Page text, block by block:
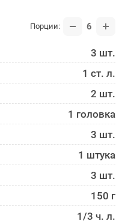
Порции: 6
3 шт.
1 ст. л.
2 шт.
1 головка
3 шт.
1 штука
3 шт.
150 г
1/3 ч. л.